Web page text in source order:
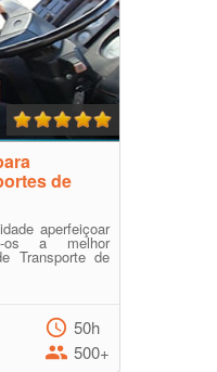
de
aperfeiçoar
os a melhor
Transporte de
50h
500+